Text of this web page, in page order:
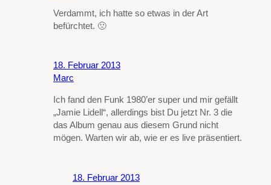
Verdammt, ich hatte so etwas in der Art
befürchtet. 🙁
18. Februar 2013
Marc
Ich fand den Funk 1980’er super und mir gefällt
„Jamie Lidell“, allerdings bist Du jetzt Nr. 3 die
das Album genau aus diesem Grund nicht
mögen. Warten wir ab, wie er es live präsentiert.
18. Februar 2013